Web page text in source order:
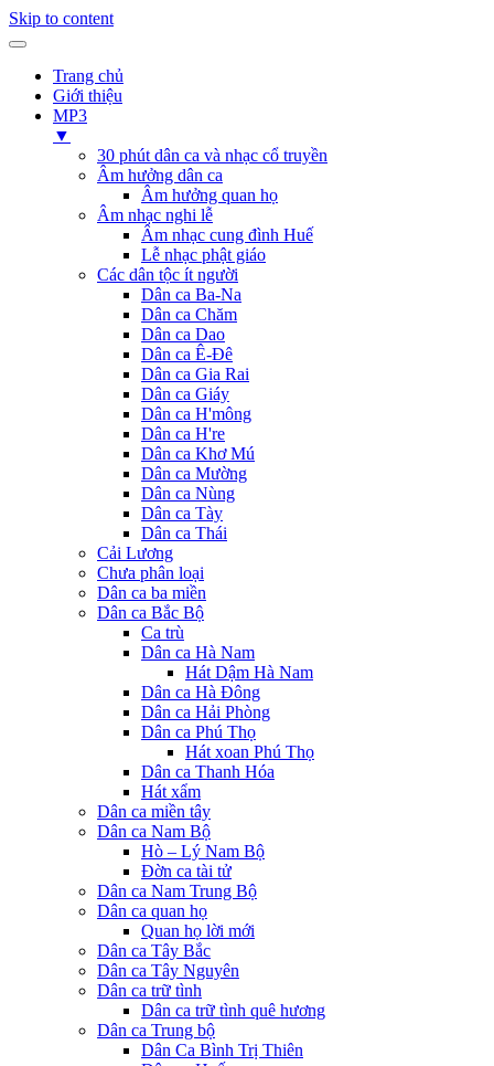
Skip to content
Trang chủ
Giới thiệu
MP3
▼
30 phút dân ca và nhạc cổ truyền
Âm hưởng dân ca
Âm hưởng quan họ
Âm nhạc nghi lễ
Âm nhạc cung đình Huế
Lễ nhạc phật giáo
Các dân tộc ít người
Dân ca Ba-Na
Dân ca Chăm
Dân ca Dao
Dân ca Ê-Đê
Dân ca Gia Rai
Dân ca Giáy
Dân ca H'mông
Dân ca H're
Dân ca Khơ Mú
Dân ca Mường
Dân ca Nùng
Dân ca Tày
Dân ca Thái
Cải Lương
Chưa phân loại
Dân ca ba miền
Dân ca Bắc Bộ
Ca trù
Dân ca Hà Nam
Hát Dậm Hà Nam
Dân ca Hà Đông
Dân ca Hải Phòng
Dân ca Phú Thọ
Hát xoan Phú Thọ
Dân ca Thanh Hóa
Hát xẩm
Dân ca miền tây
Dân ca Nam Bộ
Hò – Lý Nam Bộ
Đờn ca tài tử
Dân ca Nam Trung Bộ
Dân ca quan họ
Quan họ lời mới
Dân ca Tây Bắc
Dân ca Tây Nguyên
Dân ca trữ tình
Dân ca trữ tình quê hương
Dân ca Trung bộ
Dân Ca Bình Trị Thiên